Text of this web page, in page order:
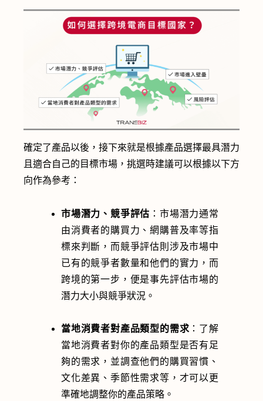
確定了產品以後，接下來就是根據產品選擇最具潛力
且適合自己的目標市場，挑選時建議可以根據以下方
向作為參考：
市場潛力、競爭評估 ：市場潛力通常
由消費者的購買力、網購普及率等指
標來判斷，而競爭評估則涉及市場中
已有的競爭者數量和他們的實力，而
跨境的第一步，便是事先評估市場的
潛力大小與競爭狀況。
當地消費者對產品類型的需求 ：了解
當地消費者對你的產品類型是否有足
夠的需求，並調查他們的購買習慣、
文化差異、季節性需求等，才可以更
準確地調整你的產品策略。